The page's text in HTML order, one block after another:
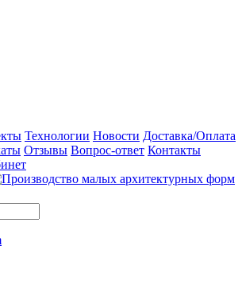
Технологии Новости Доставка/Оплата
Отзывы Вопрос-ответ Контакты